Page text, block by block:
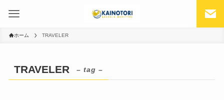
ホーム TRAVELER
TRAVELER – tag –